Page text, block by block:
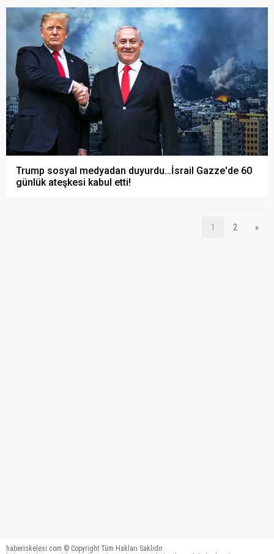
Trump sosyal medyadan duyurdu…İsrail Gazze'de 60
günlük ateşkesi kabul etti!
1 2 »
haberiskelesi.com © Copyright Tüm Hakları Saklıdır